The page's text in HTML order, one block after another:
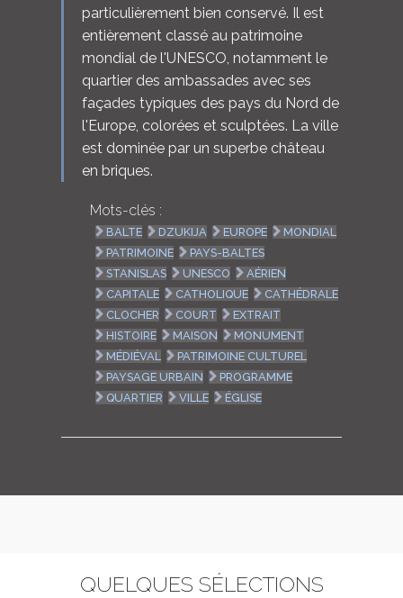
particulièrement bien conservé. Il est
entièrement classé au patrimoine
mondial de l'UNESCO, notamment le
quartier des ambassades avec ses
façades typiques des pays du Nord de
l'Europe, colorées et sculptées. La ville
est dominée par un superbe château
en briques.
Mots-clés :
BALTE DZUKIJA EUROPE
MONDIAL
PATRIMOINE
PAYS-BALTES
STANISLAS
UNESCO
AÉRIEN
CAPITALE
CATHOLIQUE
CATHÉDRALE
CLOCHER
COURT
EXTRAIT
HISTOIRE
MAISON
MONUMENT
MÉDIÉVAL
PATRIMOINE CULTUREL
PAYSAGE URBAIN
PROGRAMME
QUARTIER
VILLE ÉGLISE
QUELQUES SÉLECTIONS